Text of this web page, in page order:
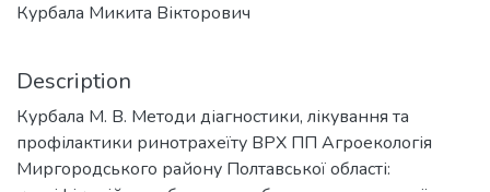
Курбала Микита Вікторович
Description
Курбала М. В. Методи діагностики, лікування та
профілактики ринотрахеїту ВРХ ПП Агроекологія
Миргородського району Полтавської області: